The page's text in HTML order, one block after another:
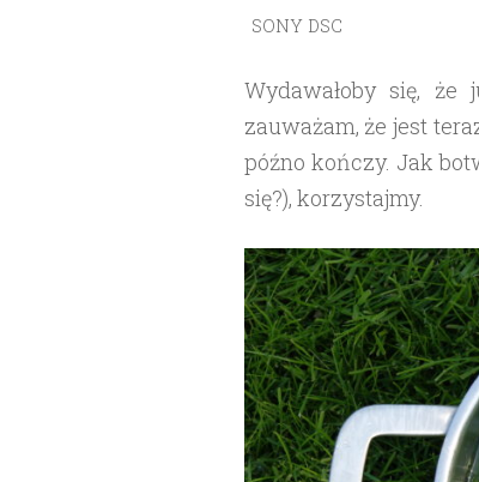
SONY DSC
Wydawałoby się,
zauważam, że jest
późno kończy. Jak
się?), korzystajmy.